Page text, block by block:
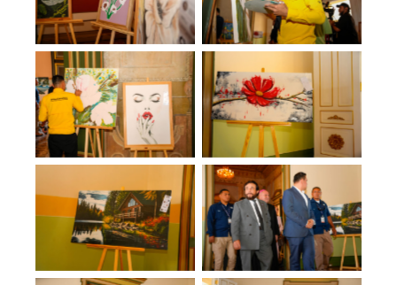
No Caption No Caption
No Caption No Caption